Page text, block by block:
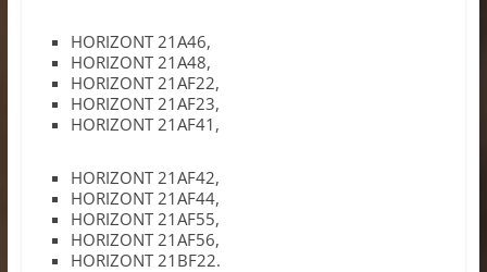
HORIZONT 21A46,
HORIZONT 21A48,
HORIZONT 21AF22,
HORIZONT 21AF23,
HORIZONT 21AF41,
HORIZONT 21AF42,
HORIZONT 21AF44,
HORIZONT 21AF55,
HORIZONT 21AF56,
HORIZONT 21BF22.